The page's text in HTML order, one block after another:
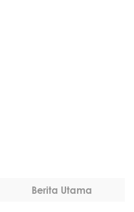
Berita Utama